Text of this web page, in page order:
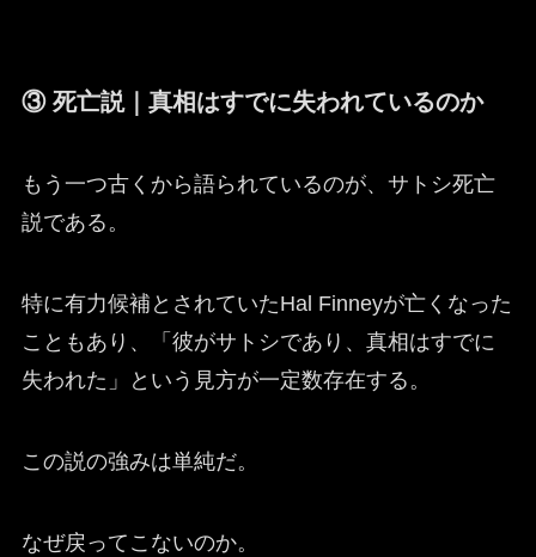
③ 死亡説｜真相はすでに失われているのか
もう一つ古くから語られているのが、サトシ死亡
説である。
特に有力候補とされていたHal Finneyが亡くなった
こともあり、「彼がサトシであり、真相はすでに
失われた」という見方が一定数存在する。
この説の強みは単純だ。
なぜ戻ってこないのか。